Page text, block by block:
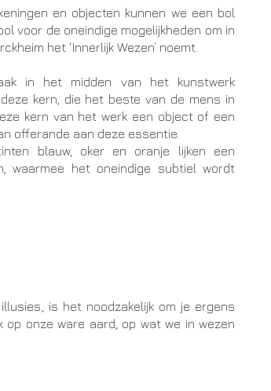
en objecten kunnen we een bol
voor de oneindige mogelijkheden om in
het ‘Innerlijk Wezen’ noemt.
in het midden van het kunstwerk
kern, die het beste van de mens in
kern van het werk een object of een
offerande aan deze essentie.
blauw, oker en oranje lijken een
waarmee het oneindige subtiel wordt
is het noodzakelijk om je ergens
op onze ware aard, op wat we in wezen